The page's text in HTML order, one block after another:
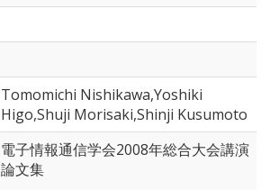
Tomomichi Nishikawa,Yoshiki
Higo,Shuji Morisaki,Shinji Kusumoto
電子情報通信学会2008年総合大会講演
論文集